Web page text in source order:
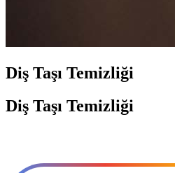
Diş Taşı Temizliği
Diş Taşı Temizliği